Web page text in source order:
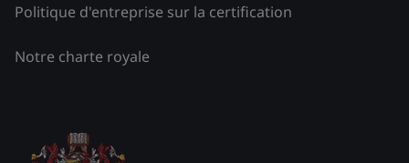
Politique d'entreprise sur la certification
Notre charte royale